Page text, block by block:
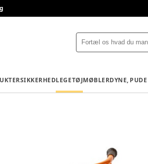
SIKKERHEDLEGETØJMØBLERDYNE,